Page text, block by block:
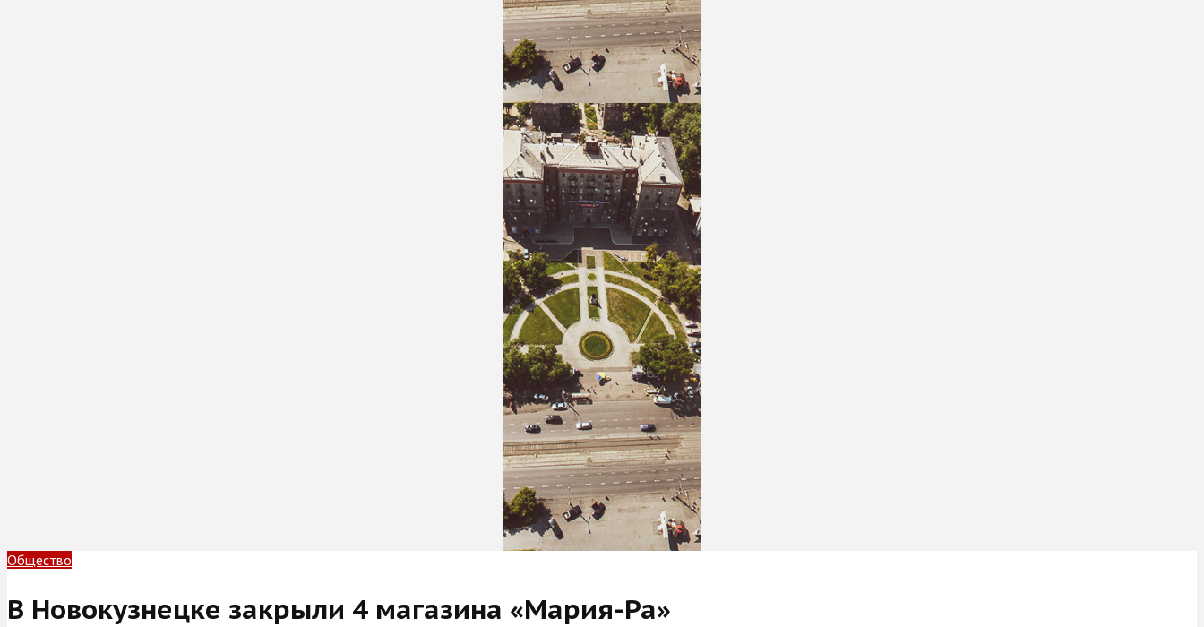
Общество
В Новокузнецке закрыли 4 магазина «Мария-Ра»